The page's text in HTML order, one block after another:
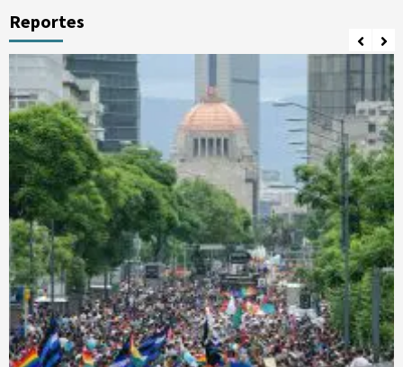
Reportes